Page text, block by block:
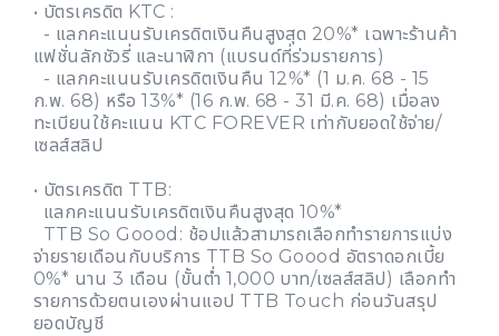
• บัตรเครดิต KTC :
- แลกคะแนนรับเครดิตเงินคืนสูงสุด 20%* เฉพาะร้านค้า
แฟชั่นลักชัวรี่ และนาฬิกา (แบรนด์ที่ร่วมรายการ)
- แลกคะแนนรับเครดิตเงินคืน 12%* (1 ม.ค. 68 - 15
ก.พ. 68) หรือ 13%* (16 ก.พ. 68 - 31 มี.ค. 68) เมื่อลง
ทะเบียนใช้คะแนน KTC FOREVER เท่ากับยอดใช้จ่าย/
เซลส์สลิป
• บัตรเครดิต TTB:
แลกคะแนนรับเครดิตเงินคืนสูงสุด 10%*
TTB So Goood: ช้อปแล้วสามารถเลือกทำรายการแบ่ง
จ่ายรายเดือนกับบริการ TTB So Goood อัตราดอกเบี้ย
0%* นาน 3 เดือน (ขั้นต่ำ 1,000 บาท/เซลส์สลิป) เลือกทำ
รายการด้วยตนเองผ่านแอป TTB Touch ก่อนวันสรุป
ยอดบัญชี